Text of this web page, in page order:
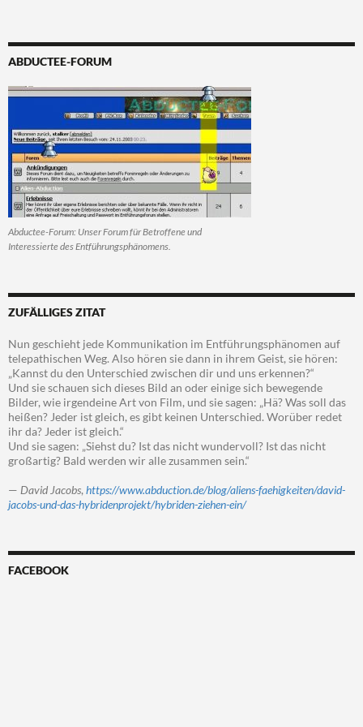
ABDUCTEE-FORUM
Abductee-Forum: Unser Forum für Betroffene und
Interessierte des Entführungsphänomens.
ZUFÄLLIGES ZITAT
Nun geschieht jede Kommunikation im Entführungsphänomen auf
telepathischen Weg. Also hören sie dann in ihrem Geist, sie hören:
„Kannst du den Unterschied zwischen dir und uns erkennen?“
Und sie schauen sich dieses Bild an oder einige sich bewegende
Bilder, wie irgendeine Art von Film, und sie sagen: „Hä? Was soll das
heißen? Jeder ist gleich, es gibt keinen Unterschied. Worüber redet
ihr da? Jeder ist gleich.“
Und sie sagen: „Siehst du? Ist das nicht wundervoll? Ist das nicht
großartig? Bald werden wir alle zusammen sein.“
— David Jacobs, https://www.abduction.de/blog/aliens-faehigkeiten/david-
jacobs-und-das-hybridenprojekt/hybriden-ziehen-ein/
FACEBOOK